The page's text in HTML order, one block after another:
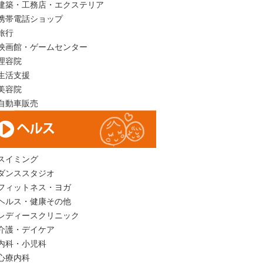
築・工務店・エクステリア
帯電話ショップ
行
画館・ゲームセンター
容院
活支援
容院
動車販売
イミング
ンススタジオ
ィットネス・ヨガ
ルス・健康その他
ディースクリニック
護・デイケア
科・小児科
療内科